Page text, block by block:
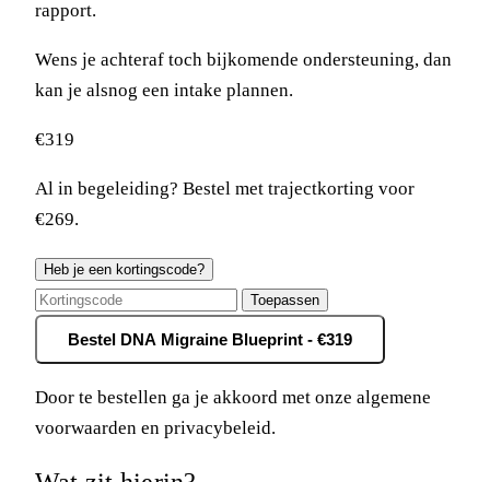
rapport.
Wens je achteraf toch bijkomende ondersteuning, dan
kan je alsnog een intake plannen.
€319
Al in begeleiding? Bestel met trajectkorting voor
€269.
Heb je een kortingscode?
Toepassen
Bestel DNA Migraine Blueprint - €319
Door te bestellen ga je akkoord met onze algemene
voorwaarden en privacybeleid.